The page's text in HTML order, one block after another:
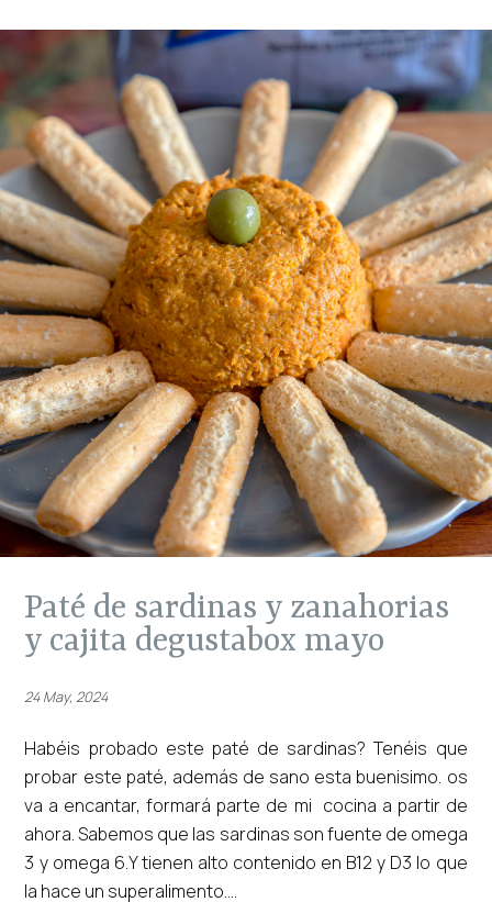
paté de sardinas y zanahorias
y cajita degustabox mayo
24 May, 2024
Habéis probado este paté de sardinas? Tenéis que
probar este paté, además de sano esta buenisimo. os
va a encantar, formará parte de mi cocina a partir de
ahora. Sabemos que las sardinas son fuente de omega
3 y omega 6.Y tienen alto contenido en B12 y D3 lo que
la hace un superalimento....